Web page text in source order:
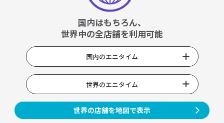
国内はもちろん、
世界中の全店舗を利用可能
国内のエニタイム
世界のエニタイム
世界の店舗を地図で表示